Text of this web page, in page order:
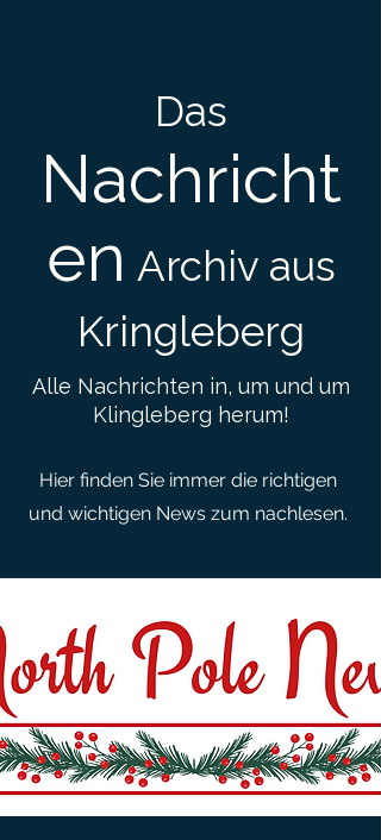
Das
Nachricht
en Archiv aus
Kringleberg
Alle Nachrichten in, um und um
Klingleberg herum!
Hier finden Sie immer die richtigen
und wichtigen News zum nachlesen.